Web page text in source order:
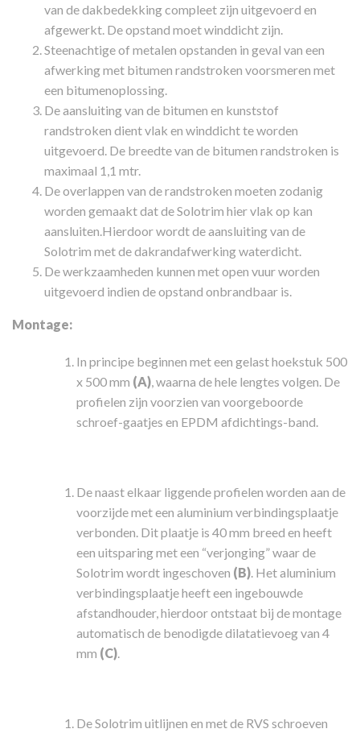
van de dakbedekking compleet zijn uitgevoerd en
afgewerkt. De opstand moet winddicht zijn.
Steenachtige of metalen opstanden in geval van een
afwerking met bitumen randstroken voorsmeren met
een bitumenoplossing.
De aansluiting van de bitumen en kunststof
randstroken dient vlak en winddicht te worden
uitgevoerd. De breedte van de bitumen randstroken is
maximaal 1,1 mtr.
De overlappen van de randstroken moeten zodanig
worden gemaakt dat de Solotrim hier vlak op kan
aansluiten.Hierdoor wordt de aansluiting van de
Solotrim met de dakrandafwerking waterdicht.
De werkzaamheden kunnen met open vuur worden
uitgevoerd indien de opstand onbrandbaar is.
Montage:
In principe beginnen met een gelast hoekstuk 500
x 500 mm (A) , waarna de hele lengtes volgen. De
profielen zijn voorzien van voorgeboorde
schroef-gaatjes en EPDM afdichtings-band.
De naast elkaar liggende profielen worden aan de
voorzijde met een aluminium verbindingsplaatje
verbonden. Dit plaatje is 40 mm breed en heeft
een uitsparing met een “verjonging” waar de
Solotrim wordt ingeschoven (B) . Het aluminium
verbindingsplaatje heeft een ingebouwde
afstandhouder, hierdoor ontstaat bij de montage
automatisch de benodigde dilatatievoeg van 4
mm (C)
De Solotrim uitlijnen en met de RVS schroeven